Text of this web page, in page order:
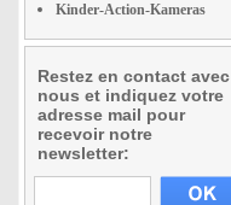
Kinder-Action-Kameras
Restez en contact avec
nous et indiquez votre
adresse mail pour
recevoir notre
newsletter: